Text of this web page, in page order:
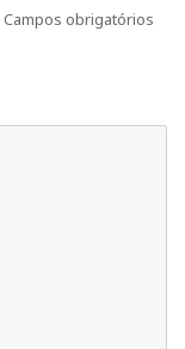
Campos obrigatórios